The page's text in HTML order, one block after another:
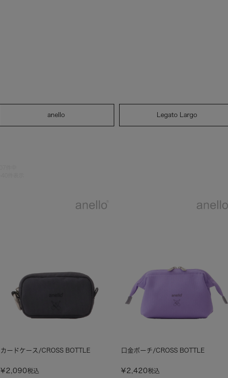
anello Legato Largo
カードケース/CROSS BOTTLE
¥ 2,090税込
口金ポーチ/CROSS BOTTLE
¥ 2,420税込